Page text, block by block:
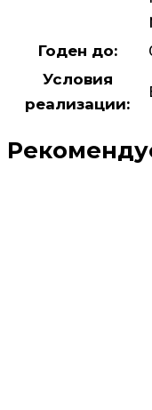
Годен до:
Условия
реализации: